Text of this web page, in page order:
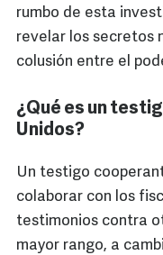
rumbo de esta
revelar los secretos
colusión entre el
¿Qué es un
Unidos?
Un testigo
colaborar con los
testimonios contra
mayor rango, a